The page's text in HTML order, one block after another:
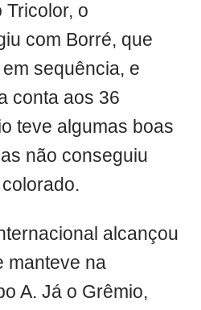
Tricolor, o
com Borré, que
sequência, e
conta aos 36
teve algumas boas
não conseguiu
alcançou
manteve na
A. Já o Grêmio,